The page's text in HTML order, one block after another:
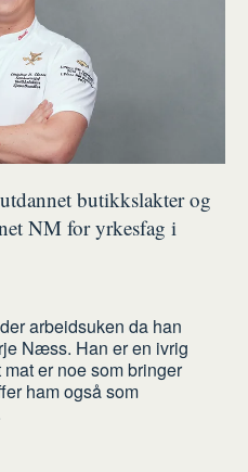
butikkslakter og
NM for yrkesfag i
arbeidsuken da han
Næss. Han er en ivrig
er noe som bringer
ham også som